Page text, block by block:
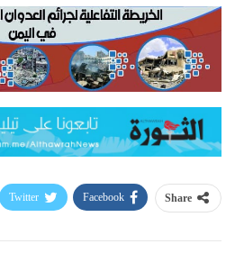
Share
Facebook
Twitter